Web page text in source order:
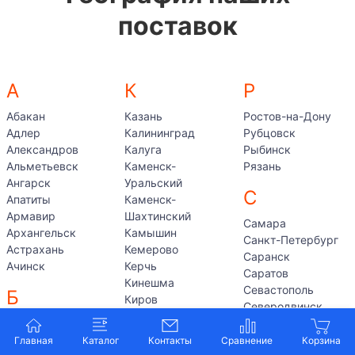
Главная Каталог Контакты
поставок
А
Абакан
Адлер
Александров
Альметьевск
Ангарск
Апатиты
Армавир
Архангельск
Астрахань
Ачинск
Б
Балаково
Балашиха
К
Казань
Калининград
Калуга
Каменск-
Уральский
Каменск-
Шахтинский
Камышин
Кемерово
Керчь
Кинешма
Киров
Клинцы
Р
Ростов-на-Дону
Рубцовск
Рыбинск
Рязань
С
Самара
Санкт-Петербург
Саранск
Саратов
Севастополь
Северодвинск
Серов
Серпухов